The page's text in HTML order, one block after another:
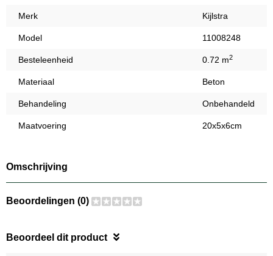
Merk Kijlstra
Model 11008248
Besteleenheid 0.72 m2
Materiaal Beton
Behandeling Onbehandeld
Maatvoering 20x5x6cm
Omschrijving
Beoordelingen (0)
Beoordeel dit product